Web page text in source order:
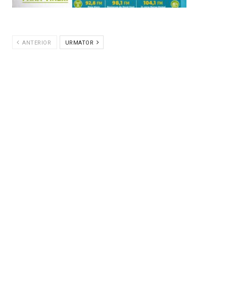
ANTERIOR URMATOR